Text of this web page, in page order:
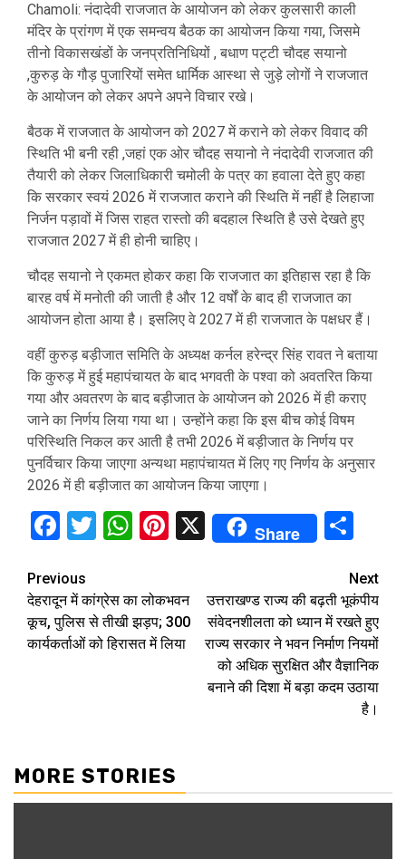
Chamoli: नंदादेवी राजजात के आयोजन को लेकर कुलसारी काली
मंदिर के प्रांगण में एक समन्वय बैठक का आयोजन किया गया, जिसमे
तीनो विकासखंडों के जनप्रतिनिधियों , बधाण पट्टी चौदह सयानो
,कुरुड़ के गौड़ पुजारियों समेत धार्मिक आस्था से जुड़े लोगों ने राजजात
के आयोजन को लेकर अपने अपने विचार रखे।
बैठक में राजजात के आयोजन को 2027 में कराने को लेकर विवाद की
स्थिति भी बनी रही ,जहां एक ओर चौदह सयानो ने नंदादेवी राजजात की
तैयारी को लेकर जिलाधिकारी चमोली के पत्र का हवाला देते हुए कहा
कि सरकार स्वयं 2026 में राजजात कराने की स्थिति में नहीं है लिहाजा
निर्जन पड़ावों में जिस राहत रास्तो की बदहाल स्थिति है उसे देखते हुए
राजजात 2027 में ही होनी चाहिए।
चौदह सयानो ने एकमत होकर कहा कि राजजात का इतिहास रहा है कि
बारह वर्ष में मनोती की जाती है और 12 वर्षों के बाद ही राजजात का
आयोजन होता आया है। इसलिए वे 2027 में ही राजजात के पक्षधर हैं।
वहीं कुरुड़ बड़ीजात समिति के अध्यक्ष कर्नल हरेन्द्र सिंह रावत ने बताया
कि कुरुड़ में हुई महापंचायत के बाद भगवती के पश्वा को अवतरित किया
गया और अवतरण के बाद बड़ीजात के आयोजन को 2026 में ही कराए
जाने का निर्णय लिया गया था। उन्होंने कहा कि इस बीच कोई विषम
परिस्थिति निकल कर आती है तभी 2026 में बड़ीजात के निर्णय पर
पुनर्विचार किया जाएगा अन्यथा महापंचायत में लिए गए निर्णय के अनुसार
2026 में ही बड़ीजात का आयोजन किया जाएगा।
Facebook
Twitter
WhatsApp
Pinterest
X Share
Continue
Reading
Previous
देहरादून में कांग्रेस का लोकभवन
कूच, पुलिस से तीखी झड़प; 300
कार्यकर्ताओं को हिरासत में लिया
Next
उत्तराखण्ड राज्य की बढ़ती भूकंपीय
संवेदनशीलता को ध्यान में रखते हुए
राज्य सरकार ने भवन निर्माण नियमों
को अधिक सुरक्षित और वैज्ञानिक
बनाने की दिशा में बड़ा कदम उठाया
है।
MORE STORIES